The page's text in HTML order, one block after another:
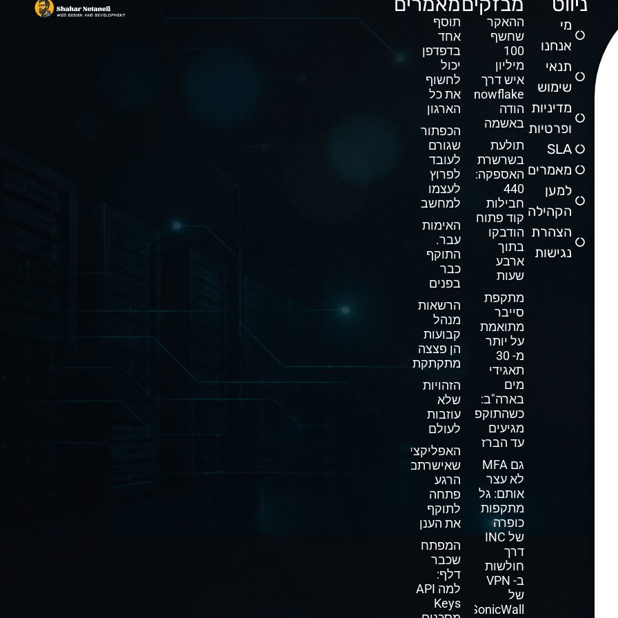
מי
אנחנו
תנאי
שימוש
מדיניות
ופרטיות
SLA
מאמרים
למען
הקהילה
הצהרת
נגישות
ההאקר
שחשף
100
מיליון
איש דרך
Snowflake
הודה
באשמה
תולעת
בשרשרת
האספקה:
440
חבילות
קוד פתוח
הודבקו
בתוך
ארבע
שעות
מתקפת
סייבר
מתואמת
על יותר
מ- 30
תאגידי
מים
בארה"ב:
כשהתוקפים
מגיעים
עד הברז
גם MFA
לא עצר
אותם: גל
מתקפות
כופרה
של INC
דרך
חולשות
ב- VPN
של
SonicWall
תוסף
אחד
בדפדפן
יכול
לחשוף
את כל
הארגון
הכפתור
שגורם
לעובד
לפרוץ
לעצמו
למחשב
האימות
עבר.
התוקף
כבר
בפנים
הרשאות
מנהל
קבועות
הן פצצה
מתקתקת
הזהויות
שלא
עוזבות
לעולם
האפליקציה
שאישרתם
הרגע
פתחה
לתוקף
את הענן
המפתח
שכבר
דלף:
למה API
Keys